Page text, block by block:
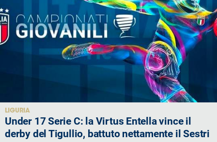
LIGURIA
Under 17 Serie C: la Virtus Entella vince il
derby del Tigullio, battuto nettamente il Sestri